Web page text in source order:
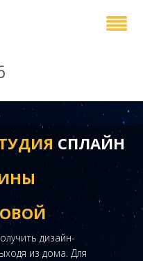
СПЛАЙН
дизайн-
из дома. Для